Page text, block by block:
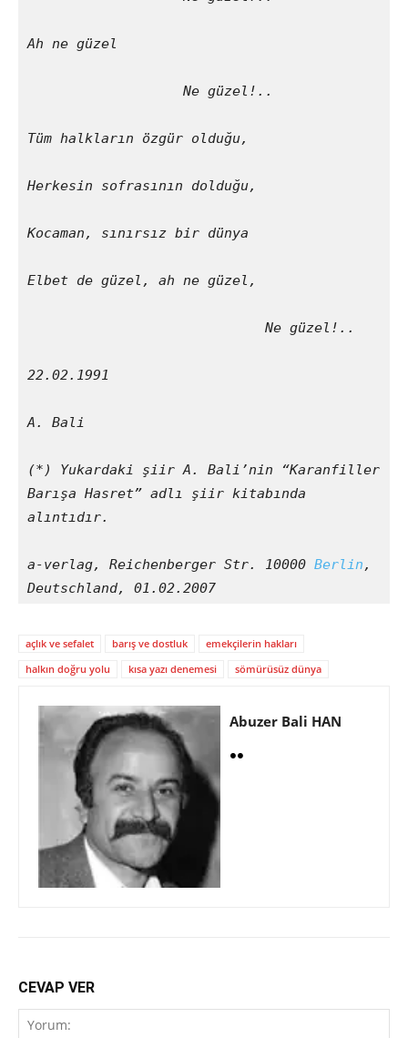
Ah ne güzel
Ne güzel!..
Tüm halkların özgür olduğu,
Herkesin sofrasının dolduğu,
Kocaman, sınırsız bir dünya
Elbet de güzel, ah ne güzel,
Ne güzel!..
22.02.1991
A. Bali
(*) Yukardaki şiir A. Bali’nin “Karanfiller
Barışa Hasret” adlı şiir kitabında
alıntıdır.
a-verlag, Reichenberger Str. 10000 Berlin,
Deutschland, 01.02.2007
açlık ve sefalet barış ve dostluk
emekçilerin hakları
halkın doğru yolu
kısa yazı denemesi sömürüsüz dünya
Abuzer Bali HAN
CEVAP VER